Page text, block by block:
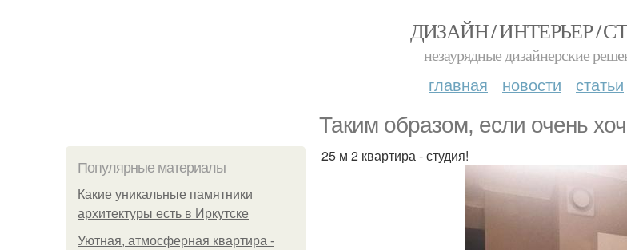
ДИЗАЙН / ИНТЕРЬЕР /
незаурядные дизайнерские
главная новости статьи
Таким образом, если очень
Популярные материалы
Какие уникальные памятники
архитектуры есть в Иркутске
Уютная, атмосферная квартира -
25 м 2 квартира - студия!